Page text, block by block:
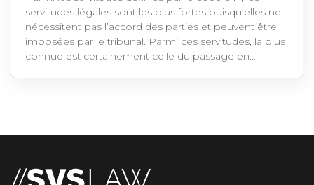
servitudes légales sont les plus fortes puisqu’elles ne
nécessitent pas l’accord des parties et peuvent être
imposées par le tribunal. Parmi ces servitudes, la plus
connue est certainement celle du passage en…